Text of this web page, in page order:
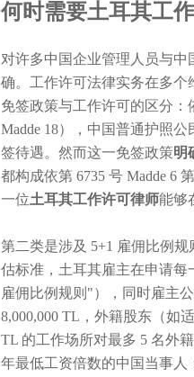
何时需要土耳其工
对许多中国企业管理人员与
确。工作许可法律实务在多个
免签政策与工作许可的区分：
Madde 18），中国普通护照公
签待遇。然而这一免签政策明
都构成依第 6735 号 Madde 6
一位土耳其工作许可律师能够
第二类是涉及 5+1 雇佣比例规
估标准，土耳其雇主在申请每
雇佣比例规则"），同时雇主
8,000,000 TL，外籍股东（如
TL 的工作场所对最多 5 名外
年最低工资倍数的中国当事